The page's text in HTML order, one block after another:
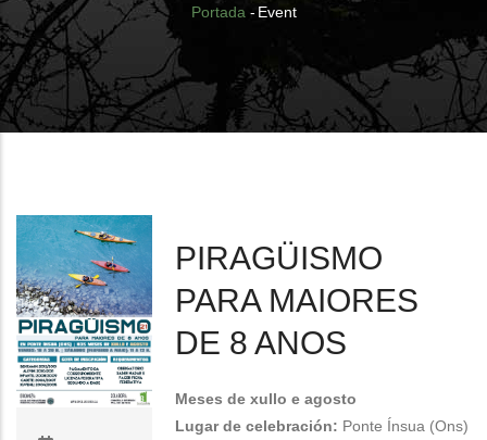
Breadcrumb
Portada - Event
PIRAGÜISMO
PARA MAIORES
DE 8 ANOS
Meses de xullo e agosto
Lugar de celebración: Ponte Ínsua (Ons)